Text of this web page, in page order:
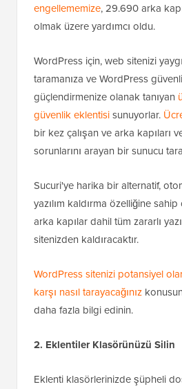
engellememize, 29.690 arka
olmak üzere yardımcı oldu.
WordPress için, web sitenizi
taramanıza ve WordPress
güçlendirmenize olanak tanıyan
güvenlik eklentisisunuyorlar.
bir kez çalışan ve arka kapıları
sorunlarını arayan bir sunucu
Sucuri'ye harika bir alternatif,
yazılım kaldırma özelliğine sahip
arka kapılar dahil tüm zararlı
sitenizden kaldıracaktır.
WordPress sitenizi potansiyel
karşı nasıl tarayacağınız
daha fazla bilgi edinin.
2. Eklentiler Klasörünüzü Silin
Eklenti klasörlerinizde şüpheli